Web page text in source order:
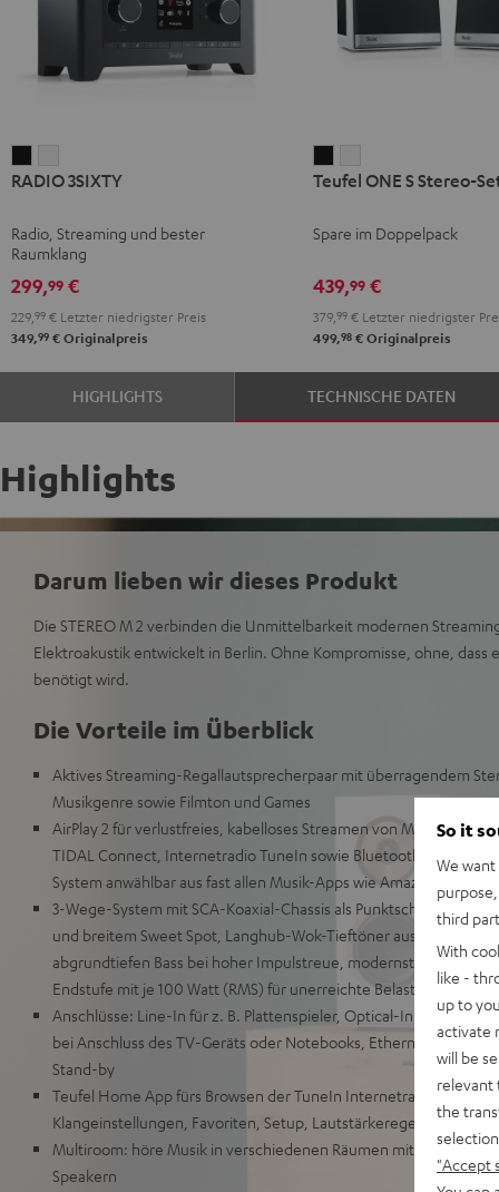
3SIXTY3SIXTY
RADIO 3SIXTY
Radio, Streaming und bester
Raumklang
299,99 €
229, 99 € Letzter niedrigster Preis
349,99 € Originalpreis
ONE
Stereo-
Schwarz
ONE
Stereo-
Weiß
Teufel ONE S Stereo-
Spare im Doppelpack
439,99€
379, 99€Letzter niedrigster
499,98€Originalpreis
HIGHLIGHTS TECHNISCHE DATEN
Highlights
Darum lieben wir dieses Produkt
Die STEREO M 2 verbinden die Unmittelbarkeit modernen
Elektroakustik entwickelt in Berlin. Ohne Kompromisse, ohne, dass
benötigt wird.
Die Vorteile im Überblick
Aktives Streaming-Regallautsprecherpaar mit überragendem
Musikgenre sowie Filmton und Games
AirPlay 2 für verlustfreies, kabelloses Streamen von Musik, Google
TIDAL Connect, Internetradio TuneIn sowie Bluetooth für eine
System anwählbar aus fast allen Musik-Apps wie Amazon Music
3-Wege-System mit SCA-Koaxial-Chassis als Punktschallquelle für
und breitem Sweet Spot, Langhub-Wok-Tieftöner aus Kevlar für
abgrundtiefen Bass bei hoher Impulstreue, modernste DSP-
Endstufe mit je 100 Watt (RMS) für unerreichte Belastbarkeit und
Anschlüsse: Line-In für z. B. Plattenspieler, Optical-In für eine
bei Anschluss des TV-Geräts oder Notebooks, Ethernet,
Stand-by
Teufel Home App fürs Browsen der TuneIn Internetradio-
Klangeinstellungen, Favoriten, Setup, Lautstärkeregelung
Multiroom: höre Musik in verschiedenen Räumen mit weiteren
Speakern
So it
We
third
With
like -
up to
activate
will be
relevant
the
"Accept